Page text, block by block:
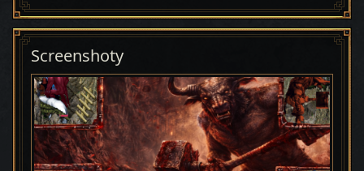
Screenshoty